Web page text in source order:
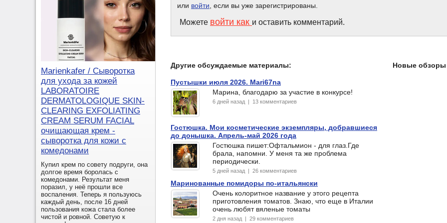
или войти , если вы уже зарегистрированы.
Можете войти как и оставить комментарий.
Другие обсуждаемые материалы:
Пустышки июля 2026. Mari67na
Марина, благодарю за участие в конкурсе!
6 дней назад | 13 комментариев
Гостюшка. Мои косметические экземпляры, добравшиеся
до донышка. Апрель-май 2026 года
Гостюшка пишет:Офтальмион - для глаз.Где
брала, напомни. У меня та же проблема
периодически.
5 дней назад | 26 комментариев
Маринованные помидоры по-итальянски
Очень колоритное название у этого рецепта
приготовления томатов. Знаю, что еще в Италии
очень любят вяленые томаты
2 дня назад | 29 комментариев
Новые обзоры
Marienkafer / Сыворотка
для ухода за кожей
LABORATOIRE
DERMATOLOGIQUE SKIN-
CLEARING EXFOLIATING
CREAM SERUM FACIAL
очищающая крем -
сыворотка для кожи с
комедонами
Купил крем по совету подруги, она
долгое время боролась с
комедонами. Результат меня
поразил, у неё прошли все
воспаления. Теперь я пользуюсь
каждый день, после 16 дней
пользования кожа стала более
чистой и ровной. Советую к